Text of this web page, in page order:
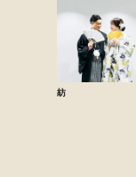
紡